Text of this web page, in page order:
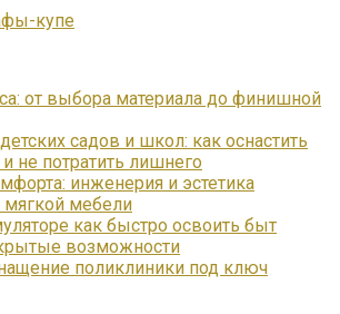
купе
от выбора материала до финишной
садов и школ: как оснастить
не потратить лишнего
инженерия и эстетика
мягкой мебели
как быстро освоить быт
возможности
поликлиники под ключ